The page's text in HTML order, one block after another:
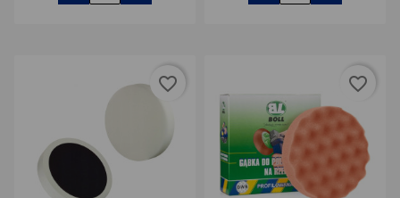
favorite_border favorite_border